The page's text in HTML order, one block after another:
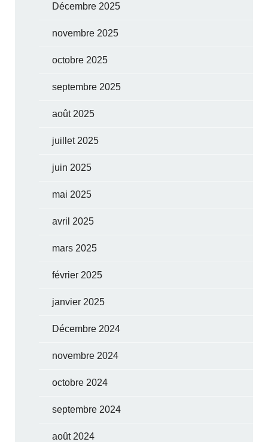
Décembre 2025
novembre 2025
octobre 2025
septembre 2025
août 2025
juillet 2025
juin 2025
mai 2025
avril 2025
mars 2025
février 2025
janvier 2025
Décembre 2024
novembre 2024
octobre 2024
septembre 2024
août 2024